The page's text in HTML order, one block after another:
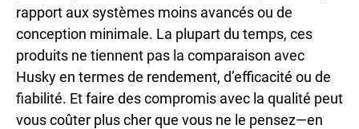
rapport aux systèmes moins avancés ou de
conception minimale. La plupart du temps, ces
produits ne tiennent pas la comparaison avec
Husky en termes de rendement, d’efficacité ou de
fiabilité. Et faire des compromis avec la qualité peut
vous coûter plus cher que vous ne le pensez—en